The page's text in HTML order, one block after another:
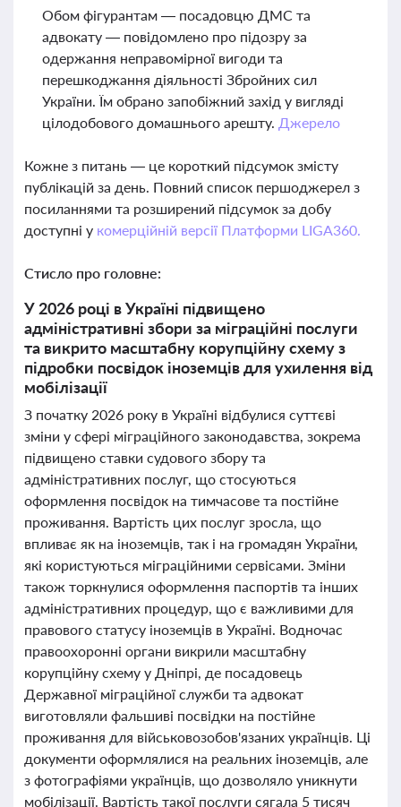
Обом фігурантам — посадовцю ДМС та
адвокату — повідомлено про підозру за
одержання неправомірної вигоди та
перешкоджання діяльності Збройних сил
України. Їм обрано запобіжний захід у вигляді
цілодобового домашнього арешту. Джерело
Кожне з питань — це короткий підсумок змісту
публікацій за день. Повний список першоджерел з
посиланнями та розширений підсумок за добу
доступні у комерційній версії Платформи LIGA360.
Стисло про головне:
У 2026 році в Україні підвищено
адміністративні збори за міграційні послуги
та викрито масштабну корупційну схему з
підробки посвідок іноземців для ухилення від
мобілізації
З початку 2026 року в Україні відбулися суттєві
зміни у сфері міграційного законодавства, зокрема
підвищено ставки судового збору та
адміністративних послуг, що стосуються
оформлення посвідок на тимчасове та постійне
проживання. Вартість цих послуг зросла, що
впливає як на іноземців, так і на громадян України,
які користуються міграційними сервісами. Зміни
також торкнулися оформлення паспортів та інших
адміністративних процедур, що є важливими для
правового статусу іноземців в Україні. Водночас
правоохоронні органи викрили масштабну
корупційну схему у Дніпрі, де посадовець
Державної міграційної служби та адвокат
виготовляли фальшиві посвідки на постійне
проживання для військовозобов'язаних українців. Ці
документи оформлялися на реальних іноземців, але
з фотографіями українців, що дозволяло уникнути
мобілізації. Вартість такої послуги сягала 5 тисяч